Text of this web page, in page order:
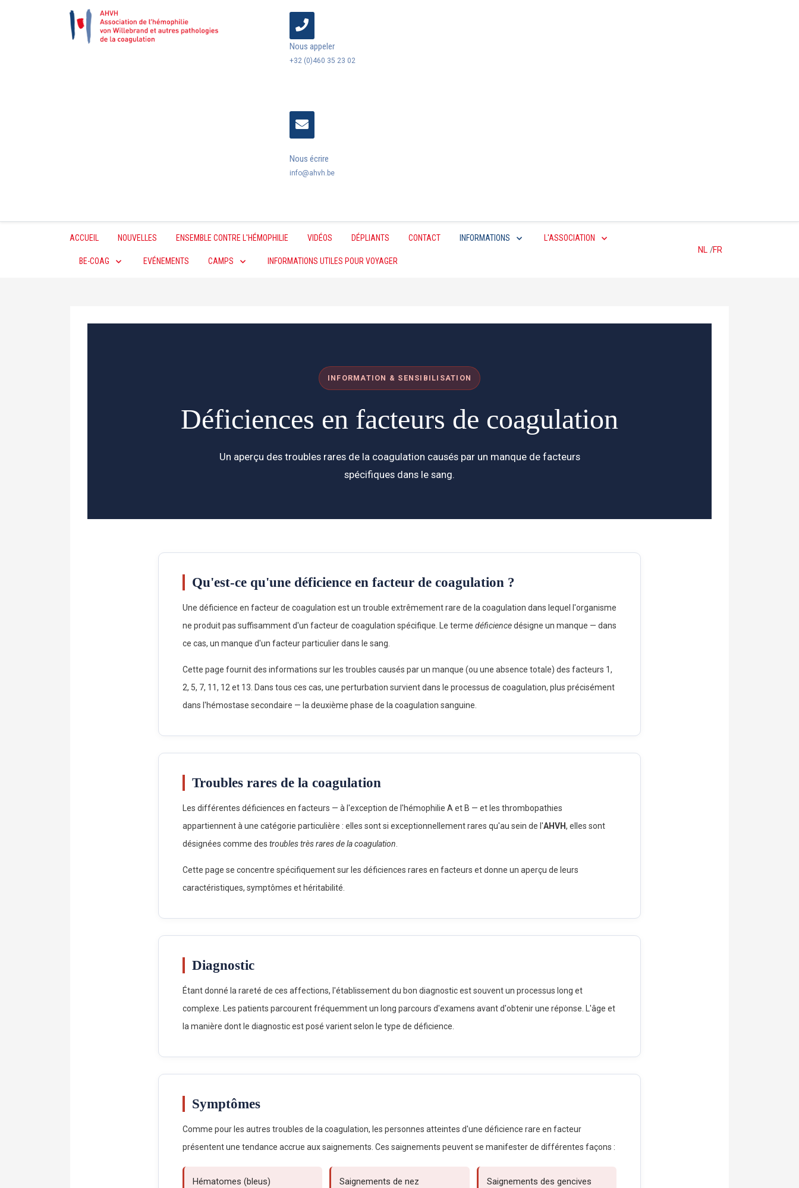
Nous appeler
+32 (0)460 35 23 02
Nous écrire
info@ahvh.be
ACCUEIL NOUVELLES ENSEMBLE CONTRE L'HÉMOPHILIE VIDÉOS DÉPLIANTS CONTACT INFORMATIONS L'ASSOCIATION
BE-COAG EVÉNEMENTS CAMPS INFORMATIONS UTILES POUR VOYAGER
NL FR
/
INFORMATION & SENSIBILISATION
Déficiences en facteurs de coagulation
Un aperçu des troubles rares de la coagulation causés par un manque de facteurs
spécifiques dans le sang.
Qu'est-ce qu'une déficience en facteur de coagulation ?
Une déficience en facteur de coagulation est un trouble extrêmement rare de la coagulation dans lequel l'organisme
ne produit pas suffisamment d'un facteur de coagulation spécifique. Le terme déficiencedésigne un manque — dans
ce cas, un manque d'un facteur particulier dans le sang.
Cette page fournit des informations sur les troubles causés par un manque (ou une absence totale) des facteurs 1,
2, 5, 7, 11, 12 et 13. Dans tous ces cas, une perturbation survient dans le processus de coagulation, plus précisément
dans l'hémostase secondaire — la deuxième phase de la coagulation sanguine.
Troubles rares de la coagulation
Les différentes déficiences en facteurs — à l'exception de l'hémophilie A et B — et les thrombopathies
appartiennent à une catégorie particulière : elles sont si exceptionnellement rares qu'au sein de l'AHVH, elles sont
désignées comme des troubles très rares de la coagulation
Cette page se concentre spécifiquement sur les déficiences rares en facteurs et donne un aperçu de leurs
caractéristiques, symptômes et héritabilité.
Diagnostic
Étant donné la rareté de ces affections, l'établissement du bon diagnostic est souvent un processus long et
complexe. Les patients parcourent fréquemment un long parcours d'examens avant d'obtenir une réponse. L'âge et
la manière dont le diagnostic est posé varient selon le type de déficience.
Symptômes
Comme pour les autres troubles de la coagulation, les personnes atteintes d'une déficience rare en facteur
présentent une tendance accrue aux saignements. Ces saignements peuvent se manifester de différentes façons :
Hématomes (bleus) Saignements de nez
Saignements des gencives